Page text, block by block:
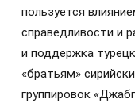
пользуется
справедливости и
и поддержка
«братьям»
группировок